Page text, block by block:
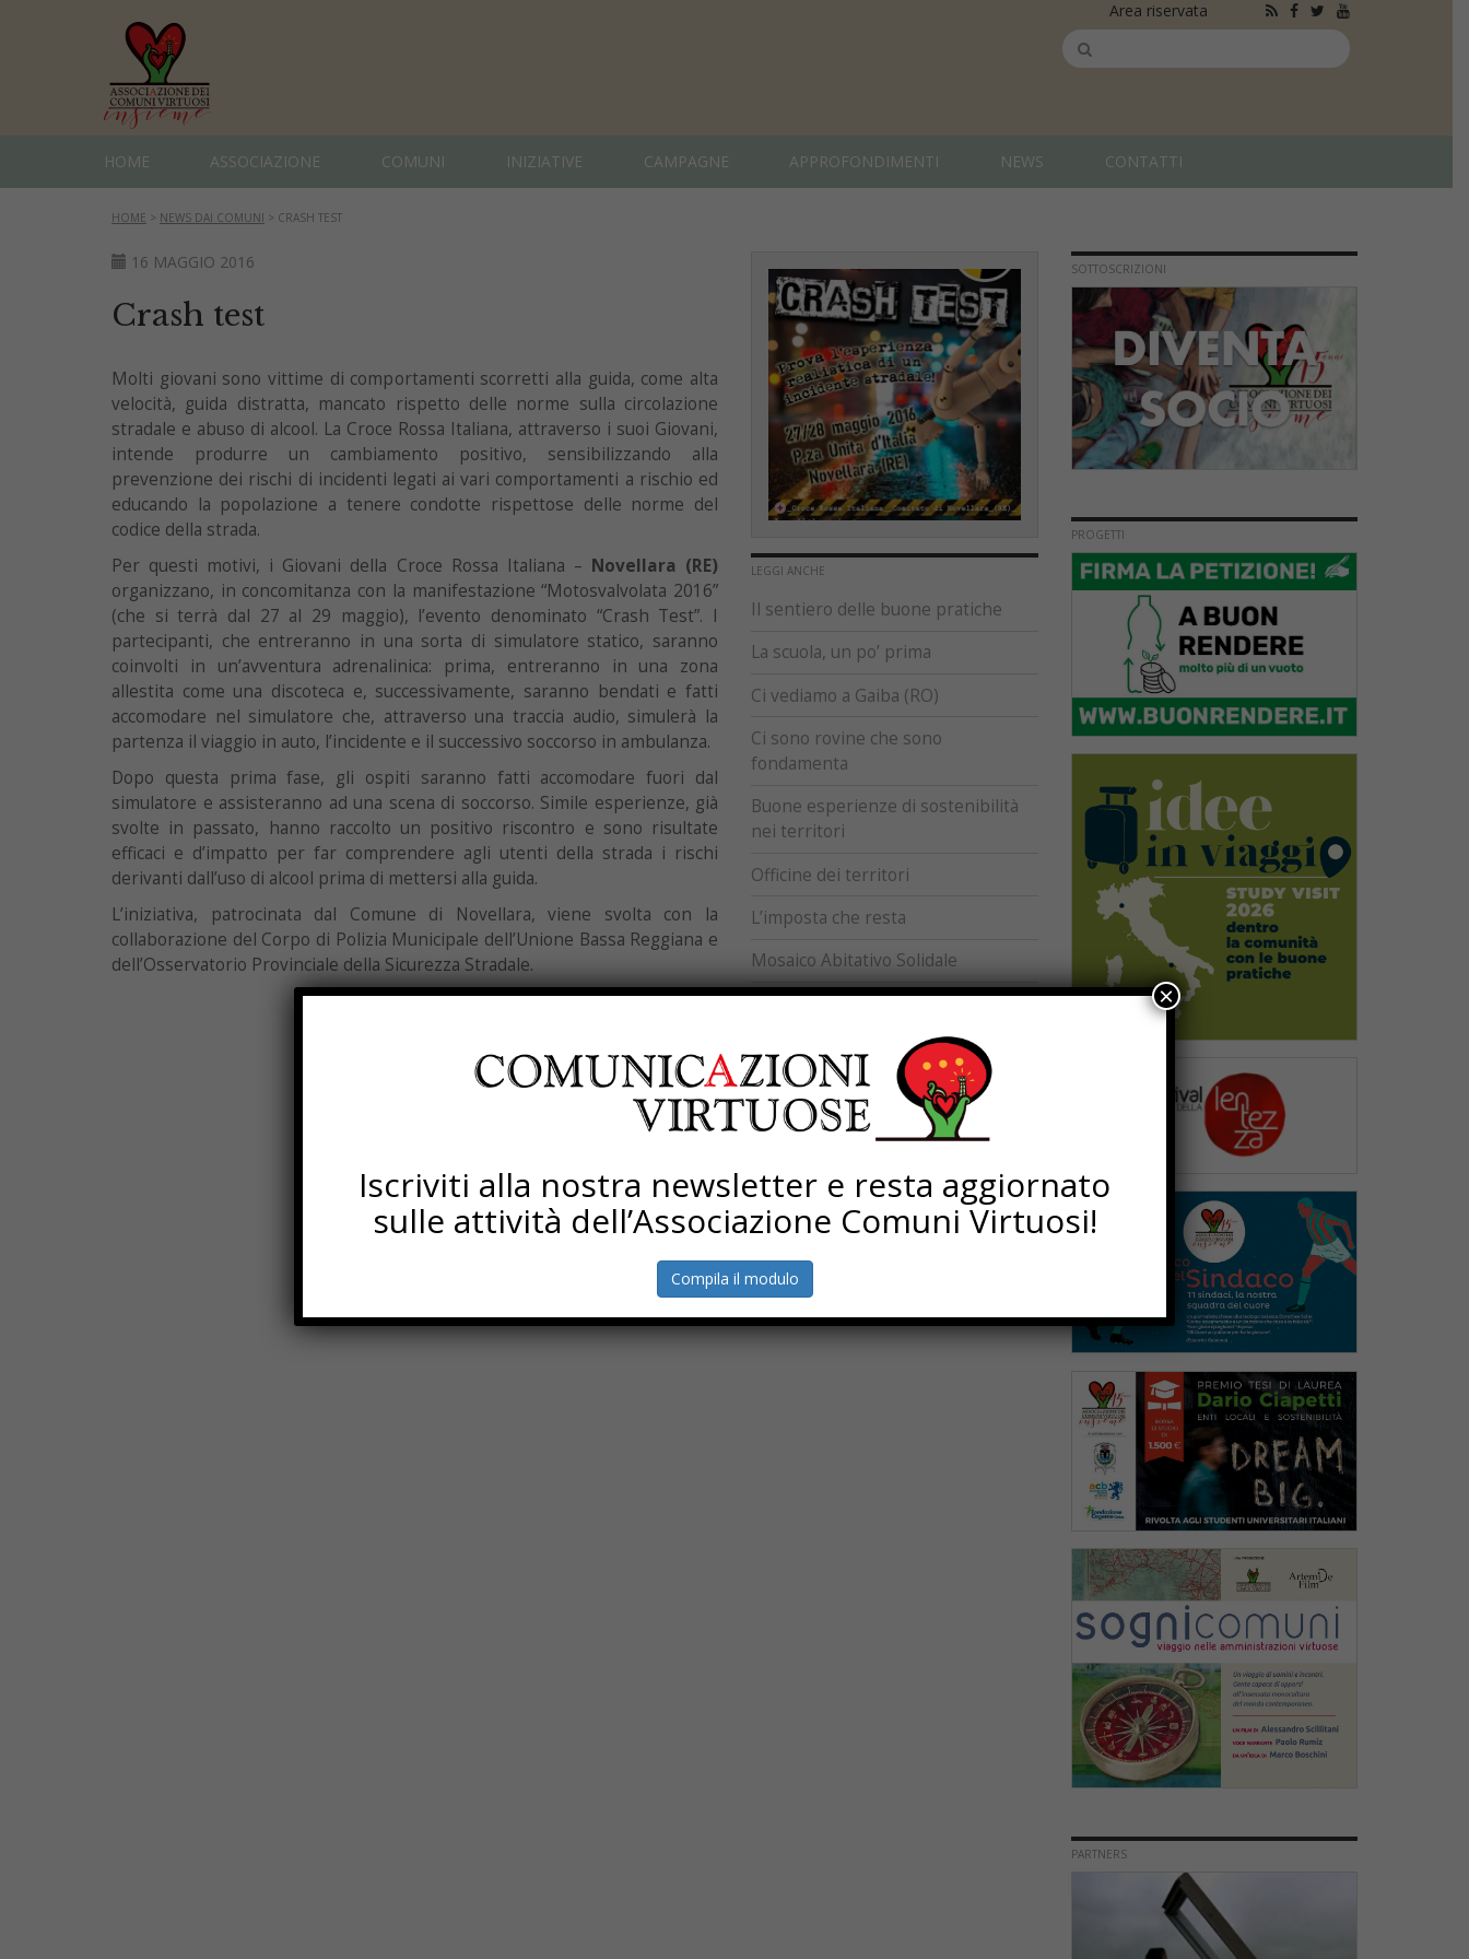
Area riservata
HOME ASSOCIAZIONE COMUNI INIZIATIVE CAMPAGNE APPROFONDIMENTI NEWS CONTATTI
HOME > NEWS DAI COMUNI > CRASH TEST
16 MAGGIO 2016
Crash test
Molti giovani sono vittime di comportamenti scorretti alla guida, come alta
velocità, guida distratta, mancato rispetto delle norme sulla circolazione
stradale e abuso di alcool. La Croce Rossa Italiana, attraverso i suoi Giovani,
intende produrre un cambiamento positivo, sensibilizzando alla
prevenzione dei rischi di incidenti legati ai vari comportamenti a rischio ed
educando la popolazione a tenere condotte rispettose delle norme del
codice della strada.
Per questi motivi, i Giovani della Croce Rossa Italiana – Novellara (RE)
organizzano, in concomitanza con la manifestazione “Motosvalvolata 2016”
(che si terrà dal 27 al 29 maggio), l’evento denominato “Crash Test”. I
partecipanti, che entreranno in una sorta di simulatore statico, saranno
coinvolti in un’avventura adrenalinica: prima, entreranno in una zona
allestita come una discoteca e, successivamente, saranno bendati e fatti
accomodare nel simulatore che, attraverso una traccia audio, simulerà la
partenza il viaggio in auto, l’incidente e il successivo soccorso in ambulanza.
Dopo questa prima fase, gli ospiti saranno fatti accomodare fuori dal
simulatore e assisteranno ad una scena di soccorso. Simile esperienze, già
svolte in passato, hanno raccolto un positivo riscontro e sono risultate
efficaci e d’impatto per far comprendere agli utenti della strada i rischi
derivanti dall’uso di alcool prima di mettersi alla guida.
L’iniziativa, patrocinata dal Comune di Novellara, viene svolta con la
collaborazione del Corpo di Polizia Municipale dell’Unione Bassa Reggiana e
dell’Osservatorio Provinciale della Sicurezza Stradale.
LEGGI ANCHE
Il sentiero delle buone pratiche
La scuola, un po’ prima
Ci vediamo a Gaiba (RO)
Ci sono rovine che sono
fondamenta
Buone esperienze di sostenibilità
nei territori
Officine dei territori
L’imposta che resta
Mosaico Abitativo Solidale
Torna Sapere Comune
SOTTOSCRIZIONI
PROGETTI
PARTNERS
Iscriviti alla nostra newsletter e resta aggiornato
sulle attività dell’Associazione Comuni Virtuosi!
Compila il modulo
×